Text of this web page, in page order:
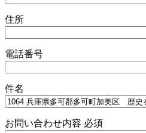
住所
電話番号
件名
お問い合わせ内容 必須